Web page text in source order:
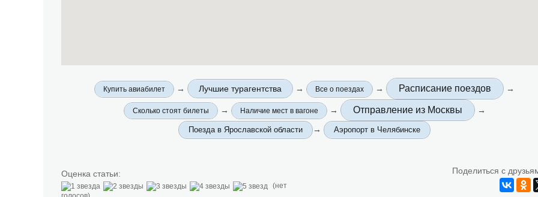
Купить авиабилет → Лучшие турагентства → Все о поездах → Расписание поездов →
Сколько стоят билеты → Наличие мест в вагоне → Отправление из Москвы →
Поезда в Ярославской области → Аэропорт в Челябинске
Оценка статьи:
(нет
Поделиться с